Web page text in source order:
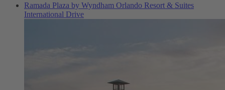
Ramada Plaza by Wyndham Orlando Resort & Suites
International Drive